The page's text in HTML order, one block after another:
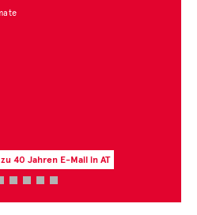
40 Jahren E-Mail in AT